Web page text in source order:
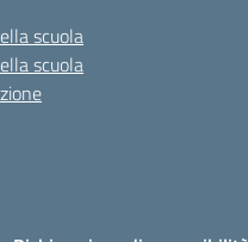
scuola
scuola